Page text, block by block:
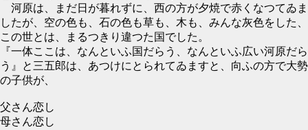
河原は、まだ日が暮れずに、西の方が夕焼で赤くなつてゐま
したが、空の色も、石の色も草も、木も、みんな灰色をした、
この世とは、まるつきり違つた国でした。
『一体ここは、なんといふ国だらう、なんといふ広い河原だら
う』と三五郎は、あつけにとられてゐますと、向ふの方で大勢
の子供が、
父さん恋し
母さん恋し